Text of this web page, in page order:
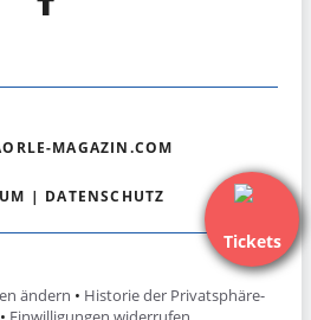
Tickets
MAGAZIN.COM
| DATENSCHUTZ
ändern • Historie der Privatsphäre-